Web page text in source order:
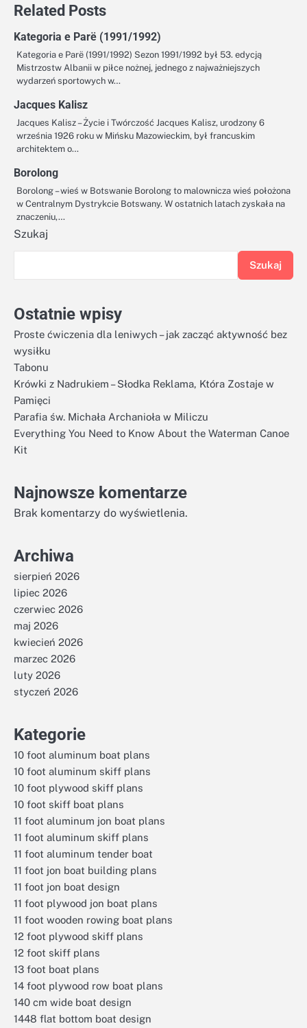
Related Posts
Kategoria e Parë (1991/1992)
Kategoria e Parë (1991/1992) Sezon 1991/1992 był 53. edycją
Mistrzostw Albanii w piłce nożnej, jednego z najważniejszych
wydarzeń sportowych w…
Jacques Kalisz
Jacques Kalisz – Życie i Twórczość Jacques Kalisz, urodzony 6
września 1926 roku w Mińsku Mazowieckim, był francuskim
architektem o…
Borolong
Borolong – wieś w Botswanie Borolong to malownicza wieś położona
w Centralnym Dystrykcie Botswany. W ostatnich latach zyskała na
znaczeniu,…
Szukaj
Szukaj
Ostatnie wpisy
Proste ćwiczenia dla leniwych – jak zacząć aktywność bez
wysiłku
Tabonu
Krówki z Nadrukiem – Słodka Reklama, Która Zostaje w
Pamięci
Parafia św. Michała Archanioła w Miliczu
Everything You Need to Know About the Waterman Canoe
Kit
Najnowsze komentarze
Brak komentarzy do wyświetlenia.
Archiwa
sierpień 2026
lipiec 2026
czerwiec 2026
maj 2026
kwiecień 2026
marzec 2026
luty 2026
styczeń 2026
Kategorie
10 foot aluminum boat plans
10 foot aluminum skiff plans
10 foot plywood skiff plans
10 foot skiff boat plans
11 foot aluminum jon boat plans
11 foot aluminum skiff plans
11 foot aluminum tender boat
11 foot jon boat building plans
11 foot jon boat design
11 foot plywood jon boat plans
11 foot wooden rowing boat plans
12 foot plywood skiff plans
12 foot skiff plans
13 foot boat plans
14 foot plywood row boat plans
140 cm wide boat design
1448 flat bottom boat design